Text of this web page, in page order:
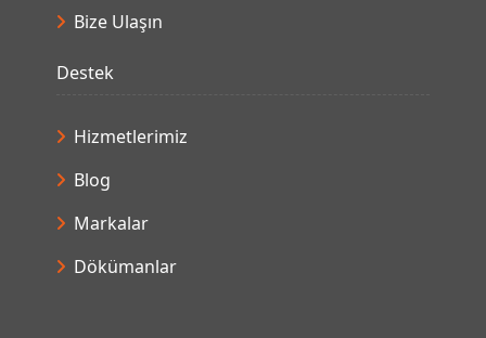
Bize Ulaşın
Destek
Hizmetlerimiz
Blog
Markalar
Dökümanlar